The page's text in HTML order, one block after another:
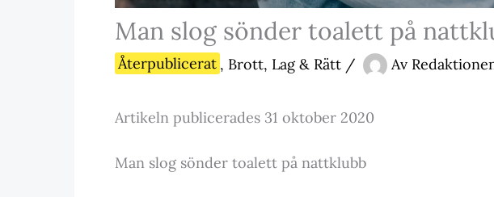
Man slog sönder toalett på
Återpublicerat , Brott, Lag & Rätt / Av
Artikeln publicerades 31 oktober 2020
Man slog sönder toalett på nattklubb